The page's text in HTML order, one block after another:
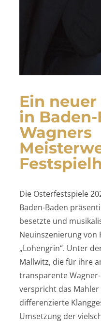
Ein
in
Wagners
Die Osterfestspiele
Baden-Baden
besetzte und
Neuinszenierung von
„Lohengrin“. Unter
Mallwitz, die für ihre
transparente
verspricht das
differenzierte
Umsetzung der